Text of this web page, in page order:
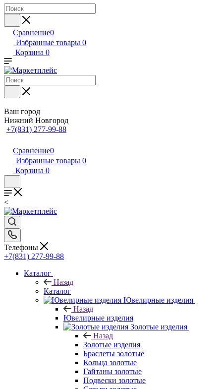
Сравнение0
Избранные товары 0
Корзина 0
Ваш город
Нижний Новгород
+7(831) 277-99-88
Сравнение0
Избранные товары 0
Корзина 0
<
Телефоны
+7(831) 277-99-88
Каталог
Назад
Каталог
Ювелирные изделия
Назад
Ювелирные изделия
Золотые изделия
Назад
Золотые изделия
Браслеты золотые
Кольца золотые
Гайтаны золотые
Подвески золотые